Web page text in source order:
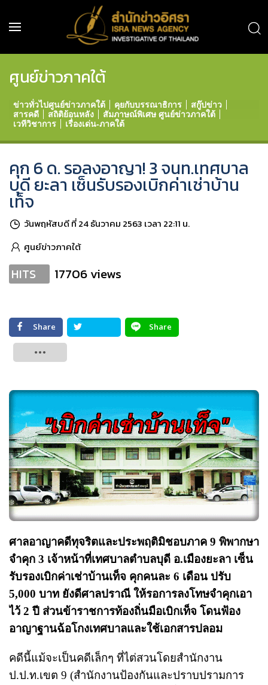
ศูนย์ข่าวภาคใต้
ข่าวทั่วไปศูนย์ข่าวภาคใต้ คุยกับบรรณาธิการ
สกู๊ปข่าว
สารคดี
สถิติย้อนหลัง
สัมภาษณ์พิเศษ ศูนย์ข่าวภาคใต้
เวทีวิชาการ
เรื่องเด่น-ภาคใต้
คุก 6 ด. รอลงอาญา! 3 จนท.เทศบาล
บุดี ยะลา เซ็นรับรองเบิกค่าเช่าบ้าน
เท็จ
วันพฤหัสบดี ที่ 24 ธันวาคม 2563 เวลา 22:11 น.
ศูนย์ข่าวภาคใต้
HITS 17706 views
Share
Share
ศาลอาญาคดีทุจริตและประพฤติมิชอบภาค 9 พิพากษา
จำคุก 3 เจ้าหน้าที่เทศบาลตำบลบุดี อ.เมืองยะลา เซ็น
รับรองเบิกค่าเช่าบ้านเท็จ คุกคนละ 6 เดือน ปรับ
5,000 บาท ยังดีศาลปราณี ให้รอการลงโทษจำคุกเอา
ไว้ 2 ปี ส่วนข้าราชการท้องถิ่นมือเบิกเท็จ โดนฟ้อง
อาญาฐานฉ้อโกงเทศบาลและใช้เอกสารปลอม
คดีนี้แม้จะเป็นคดีเล็กๆ ที่ไต่สวนโดยสำนักงาน
ป.ป.ท.เขต 9 (สำนักงานป้องกันและปราบปรามการ